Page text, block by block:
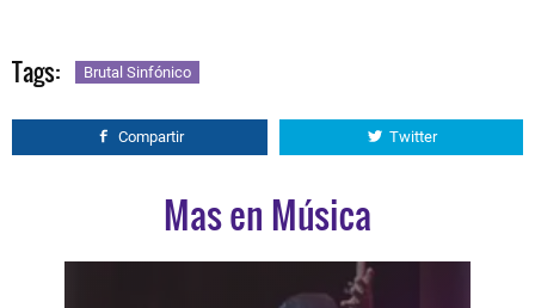
Tags: Brutal Sinfónico
Compartir Twitter
Mas en Música